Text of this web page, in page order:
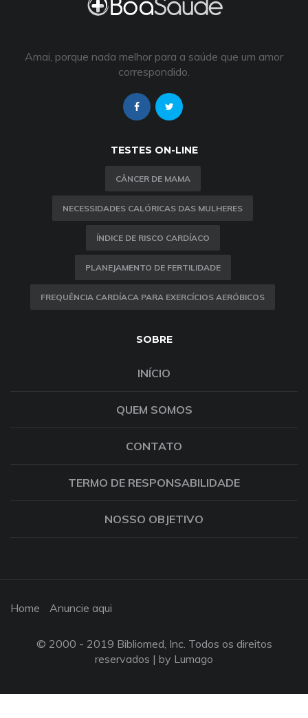
Amai, porque nada melhor para a saúde que um amor
correspondido.
TESTES ON-LINE
CÂNCER DE MAMA
NECESSIDADES CALÓRICAS DAS MULHERES
ÍNDICE DE RISCO CARDÍACO
PLANEJAMENTO DE FERTILIDADE
FREQUÊNCIA CARDÍACA PARA EXERCÍCIOS AERÓBICOS
SOBRE
INÍCIO
QUEM SOMOS
CONTATO
TERMO DE RESPONSABILIDADE
NOSSO OBJETIVO
Home Anuncie aqui
© 2000 - 2019 Bibliomed, Inc. Todos os direitos
reservados | by Lumago